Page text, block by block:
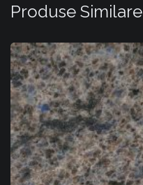
Produse Similare